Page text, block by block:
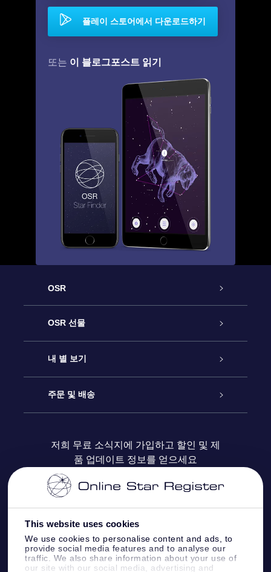
This website uses cookies
We use cookies to personalise content and ads, to
provide social media features and to analyse our
traffic. We also share information about your use of
our site with our social media, advertising and
플레이 스토어에서 다운로드하기
또는 이 블로그포스트 읽기
OSR
고객 서비스
연락처
블로그
OSR 선물
온라인 별 선물
OSR 선물 팩
OSR 상품권
기업 선물
내 별 보기
Star Register
맞춤 별 페이지
One Million Stars
Fly me to the stars VR 앱
주문 및 배송
결제 정보
배송 정보
환불 정책
저희 무료 소식지에 가입하고 할인 및 제
품 업데이트 정보를 얻으세요